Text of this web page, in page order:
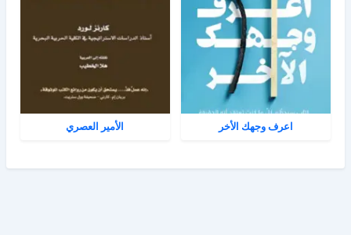
اعرف وجهك الأخر الأمير العصري